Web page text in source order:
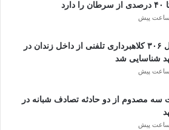
عامل ۳۰۶ کلاهبرداری تلفنی از داخل زندان در
شناسایی شد
سه مصدوم از دو حادثه تصادف شبانه در